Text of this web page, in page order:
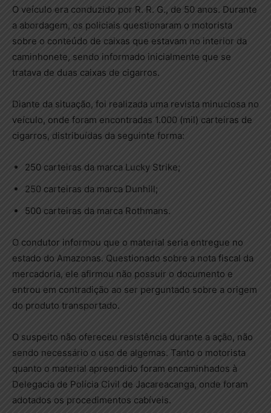
O veículo era conduzido por R. R. G., de 50 anos. Durante
a abordagem, os policiais questionaram o motorista
sobre o conteúdo de caixas que estavam no interior da
caminhonete, sendo informado inicialmente que se
tratava de duas caixas de cigarros.
Diante da situação, foi realizada uma revista minuciosa no
veículo, onde foram encontradas 1.000 (mil) carteiras de
cigarros, distribuídas da seguinte forma:
250 carteiras da marca Lucky Strike;
250 carteiras da marca Dunhill;
500 carteiras da marca Rothmans.
O condutor informou que o material seria entregue no
estado do Amazonas. Questionado sobre a nota fiscal da
mercadoria, ele afirmou não possuir o documento e
entrou em contradição ao ser perguntado sobre a origem
do produto transportado.
O suspeito não ofereceu resistência durante a ação, não
sendo necessário o uso de algemas. Tanto o motorista
quanto o material apreendido foram encaminhados à
Delegacia de Polícia Civil de Jacareacanga, onde foram
adotados os procedimentos cabíveis.